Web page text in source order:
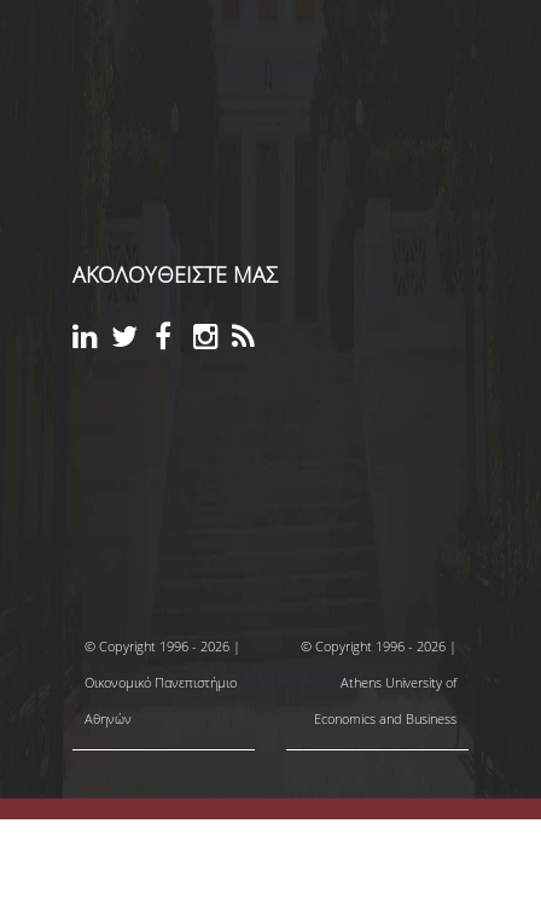
ΑΚΟΛΟΥΘΕΙΣΤΕ ΜΑΣ
© Copyright 1996 - 2026 |
Οικονομικό Πανεπιστήμιο
Αθηνών
© Copyright 1996 - 2026 |
Athens University of
Economics and Business